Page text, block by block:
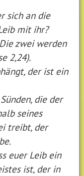
sich an die
mit ihr?
zwei werden
2,24).
der ist ein
die der
seines
treibt, der
euer Leib ein
ist, der in